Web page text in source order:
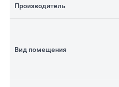
Производитель
Вид помещения